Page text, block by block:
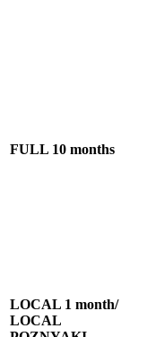
FULL 10 months
LOCAL 1 month/
LOCAL